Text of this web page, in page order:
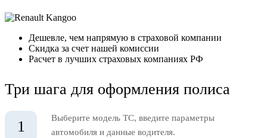
Дешевле, чем напрямую в страховой компании
Скидка за счет нашей комиссии
Расчет в лучших страховых компаниях РФ
Три шага для оформления полиса
1
Выберите модель ТС, введите параметры
автомобиля и данные водителя.